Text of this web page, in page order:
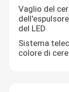
Vaglio del
del LED
Sistema
colore di